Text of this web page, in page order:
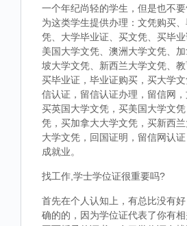
一个年纪尚轻的学生，但是也不
为这类学生提供办理：文凭购买
凭、大学毕业证、买文凭、买毕业
美国大学文凭、澳洲大学文凭、
坡大学文凭、新西兰大学文凭、教
买毕业证，毕业证购买，买大学
信认证，留信认证办理，留信网，
买英国大学文凭，买美国大学文
凭，买加拿大大学文凭，买新西
大学文凭，回国证明，留信网认
成就业。
找工作,学士学位证很重要吗?
首先在个人认知上，有总比没有
确的的，因为学位证代表了你有